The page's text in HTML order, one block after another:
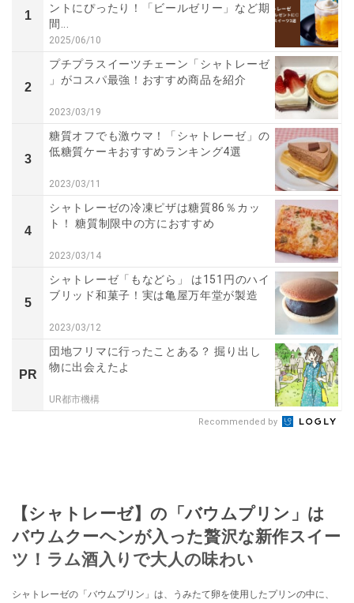
1
ントにぴったり！「ビールゼリー」など期
間...
2025/06/10
2
プチプラスイーツチェーン「シャトレーゼ
」がコスパ最強！おすすめ商品を紹介
2023/03/19
3
糖質オフでも激ウマ！「シャトレーゼ」の
低糖質ケーキおすすめランキング4選
2023/03/11
4
シャトレーゼの冷凍ピザは糖質86％カッ
ト！ 糖質制限中の方におすすめ
2023/03/14
5
シャトレーゼ「もなどら」 は151円のハイ
ブリッド和菓子！実は亀屋万年堂が製造
2023/03/12
PR
団地フリマに行ったことある？ 掘り出し
物に出会えたよ
UR都市機構
Recommended by
【シャトレーゼ】の「バウムプリン」は
バウムクーヘンが入った贅沢な新作スイー
ツ！ラム酒入りで大人の味わい
シャトレーゼの「バウムプリン」は、うみたて卵を使用したプリンの中に、